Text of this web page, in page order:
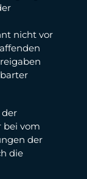
nicht vor
bei vom
der
die